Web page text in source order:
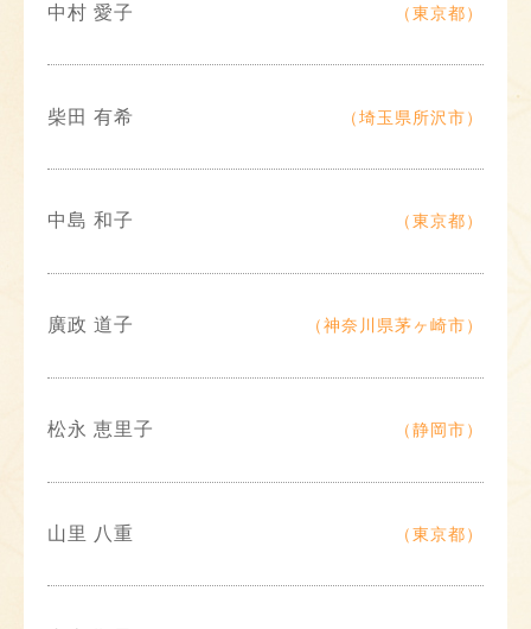
中村 愛子 （東京都）
柴田 有希 （埼玉県所沢市）
中島 和子 （東京都）
廣政 道子 （神奈川県茅ヶ崎市）
松永 恵里子 （静岡市）
山里 八重 （東京都）